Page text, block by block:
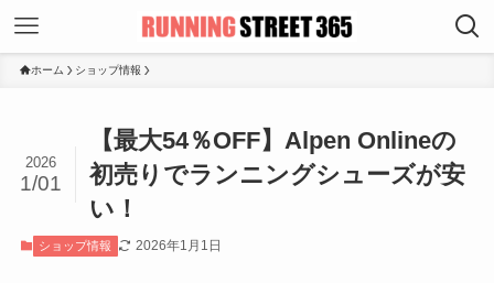
ホーム ショップ情報
【最大54％OFF】Alpen Onlineの
初売りでランニングシューズが安
い！
2026
1/01
ショップ情報 2026年1月1日